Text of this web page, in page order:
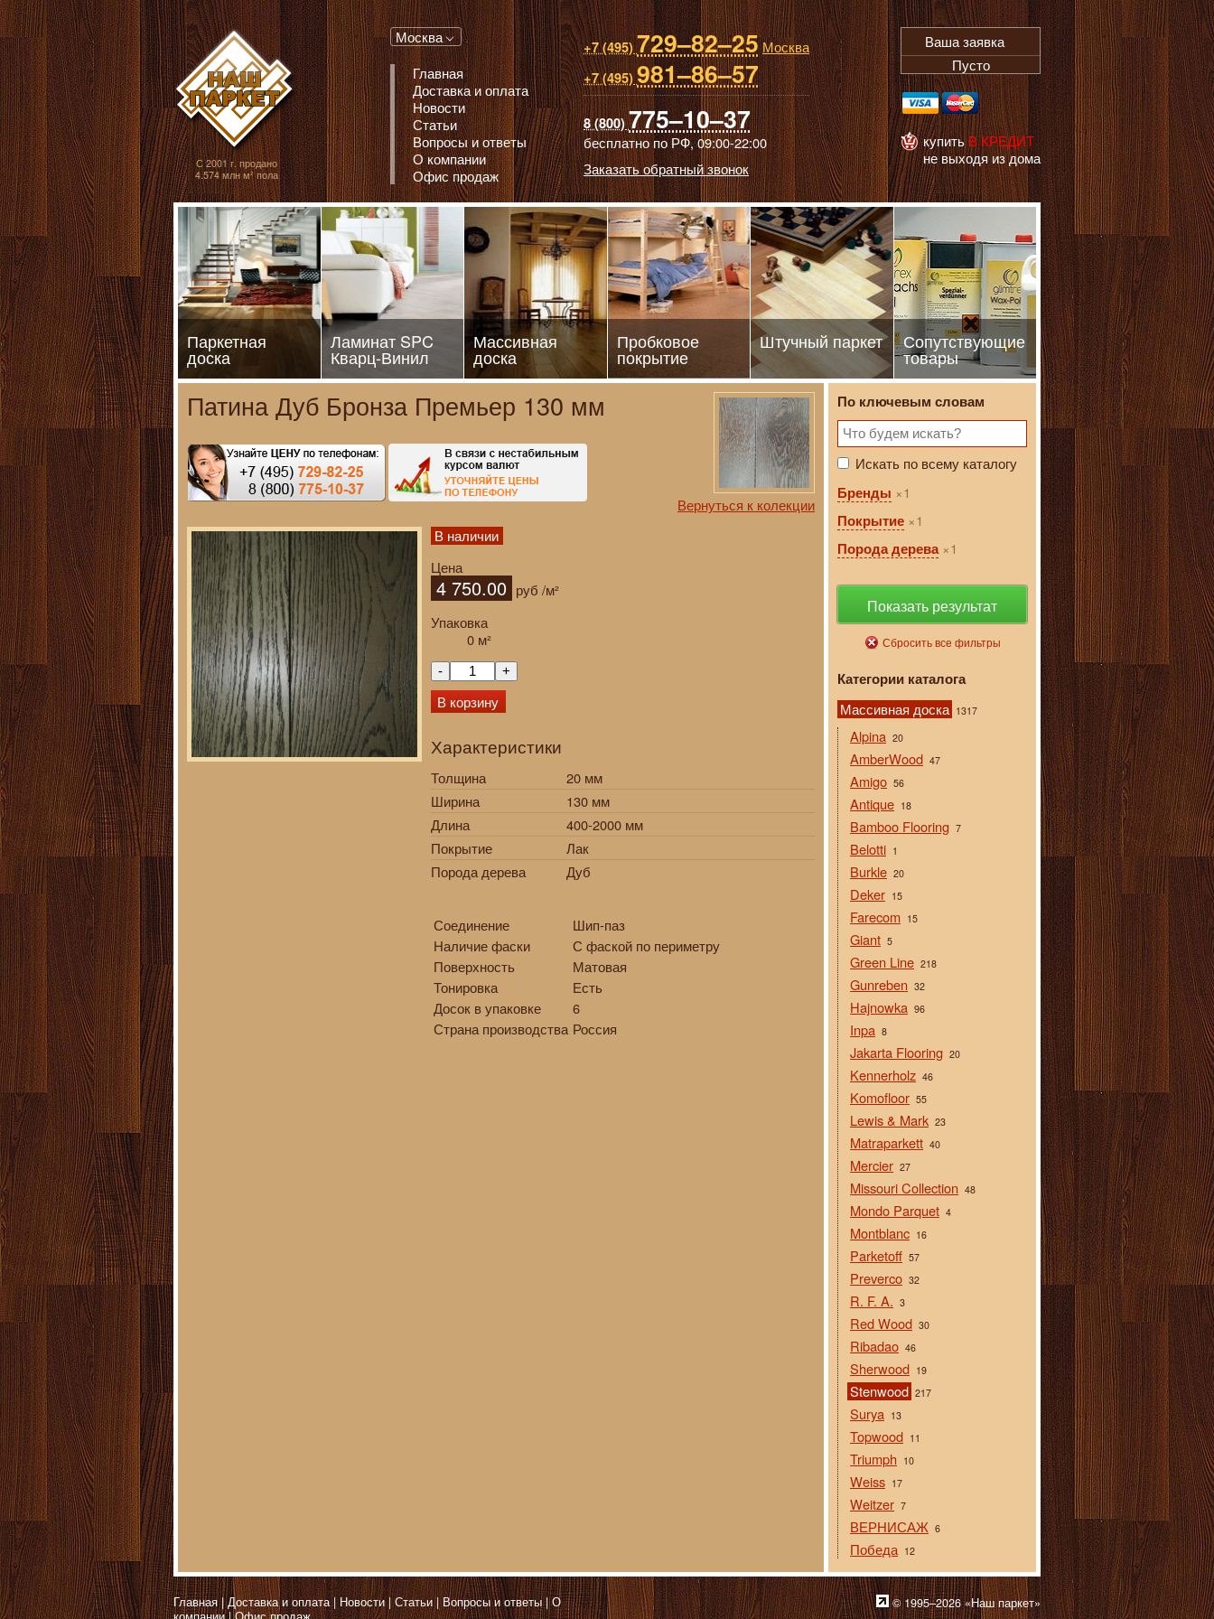
Паркет, Штучный паркет, Массивная доска, Ламинированный паркет
С 2001 г. продано
4.574 млн м² пола
Москва
Главная
Доставка и оплата
Новости
Статьи
Вопросы и ответы
О компании
Офис продаж
+7 (495)729–82–25 Москва
+7 (495)981–86–57
8 (800)775–10–37
бесплатно по РФ,09:00-22:00
Заказать обратный звонок
Ваша заявка
Пусто
купитьВ КРЕДИТ
не выходя из дома
Паркетная
доска
Ламинат SPC
Кварц-Винил
Массивная
доска
Пробковое
покрытие
Штучный паркет Сопутствующие
товары
Патина Дуб Бронза Премьер 130 мм
Вернуться к колекции
В наличии
Цена
4 750.00 руб /м²
Упаковка
0 м²
- +
В корзину
Характеристики
Толщина
20 мм
Ширина
130 мм
Длина
400-2000 мм
Покрытие
Лак
Порода дерева
Дуб
Соединение
Шип-паз
Наличие фаски
С фаской по периметру
Поверхность
Матовая
Тонировка
Есть
Досок в упаковке
6
Страна производства Россия
По ключевым словам
Искать по всему каталогу
Бренды
1
Покрытие
1
Порода дерева
1
Показать результат
Сбросить все фильтры
Категории каталога
Массивная доска 1317
Alpina 20
AmberWood 47
Amigo 56
Antique 18
Bamboo Flooring 7
Belotti 1
Burkle 20
Deker 15
Farecom 15
Giant 5
Green Line 218
Gunreben 32
Hajnowka 96
Inpa 8
Jakarta Flooring 20
Kennerholz 46
Komofloor 55
Lewis & Mark 23
Matraparkett 40
Mercier 27
Missouri Collection 48
Mondo Parquet 4
Montblanc 16
Parketoff 57
Preverco 32
R. F. A. 3
Red Wood 30
Ribadao 46
Sherwood 19
Stenwood 217
Surya 13
Topwood 11
Triumph 10
Weiss 17
Weitzer 7
ВЕРНИСАЖ 6
Победа 12
Главная Доставка и оплата Новости Статьи Вопросы и ответы О
© 1995–2026 «Наш паркет»